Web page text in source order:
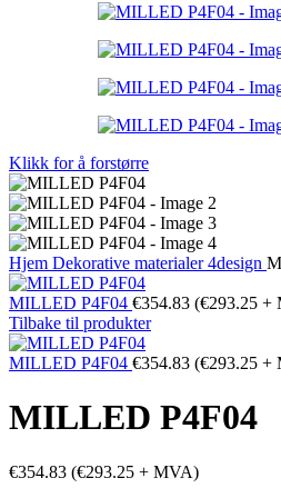
Klikk for å forstørre
Hjem Dekorative materialer4design
MILLED P4F04 €354.83 (€293.25 +
Tilbake til produkter
MILLED P4F04 €354.83 (€293.25 +
MILLED P4F04
€354.83 (€293.25 + MVA)